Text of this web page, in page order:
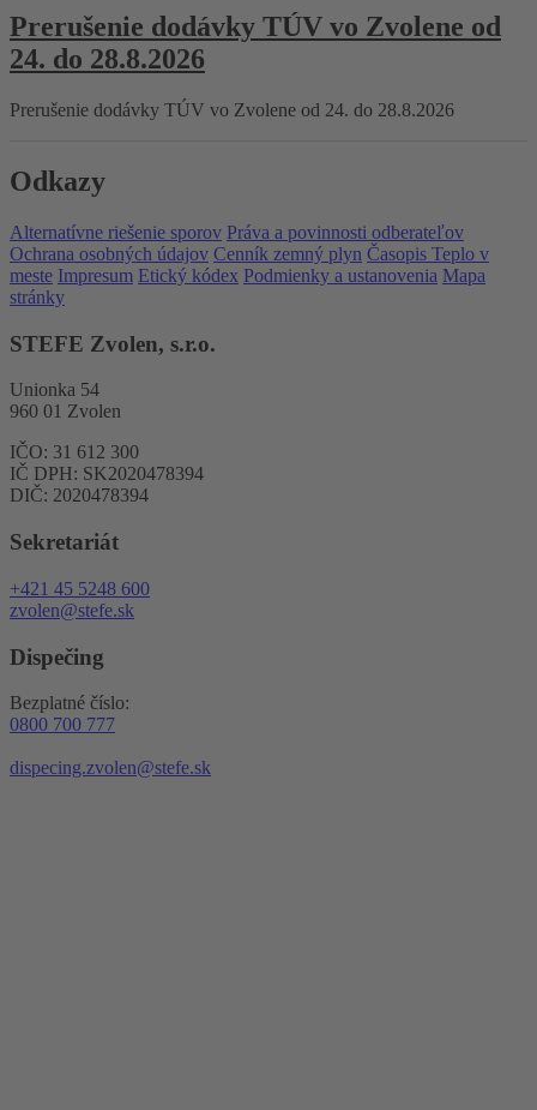
Prerušenie dodávky TÚV vo Zvolene od
24. do 28.8.2026
Prerušenie dodávky TÚV vo Zvolene od 24. do 28.8.2026
Odkazy
Alternatívne riešenie sporov Práva a povinnosti odberateľov
Ochrana osobných údajov Cenník zemný plyn Časopis Teplo v
meste Impresum Etický kódex Podmienky a ustanovenia Mapa
stránky
STEFE Zvolen, s.r.o.
Unionka 54
960 01 Zvolen
IČO: 31 612 300
IČ DPH: SK2020478394
DIČ: 2020478394
Sekretariát
+421 45 5248 600
zvolen@stefe.sk
Dispečing
Bezplatné číslo:
0800 700 777
dispecing.zvolen@stefe.sk